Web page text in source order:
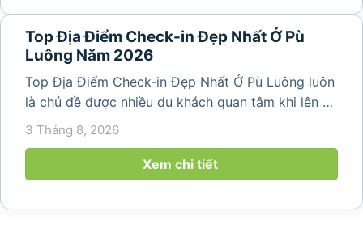
Top Địa Điểm Check-in Đẹp Nhất Ở Pù
Luông Năm 2026
Top Địa Điểm Check-in Đẹp Nhất Ở Pù Luông luôn
là chủ đề được nhiều du khách quan tâm khi lên kế
hoạch khám phá vùng đất thiên nhiên nổi tiếng
làng yên bình, thác...
3 Tháng 8, 2026
Xem chi tiết